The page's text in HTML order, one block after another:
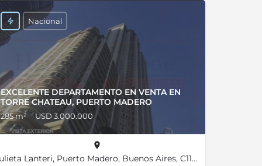
EXCELENTE DEPARTAMENTO EN VENTA EN
TORRE CHATEAU, PUERTO MADERO
285 m² USD 3.000.000
Nacional
Julieta Lanteri, Puerto Madero, Buenos Aires, C1107, Argentina, -34.61356, -58.36019